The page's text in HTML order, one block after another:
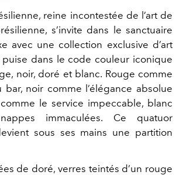
reine incontestée de l’art de
s’invite dans le sanctuaire
avec une collection exclusive d’art
dans le code couleur iconique
noir, doré et blanc. Rouge comme
bar, noir comme l’élégance absolue
le service impeccable, blanc
immaculées. Ce quatuor
sous ses mains une partition
de doré, verres teintés d’un rouge